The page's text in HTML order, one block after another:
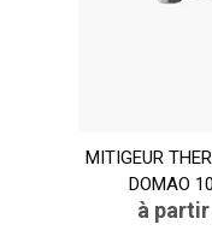
MITIGEUR
DOMAO
à